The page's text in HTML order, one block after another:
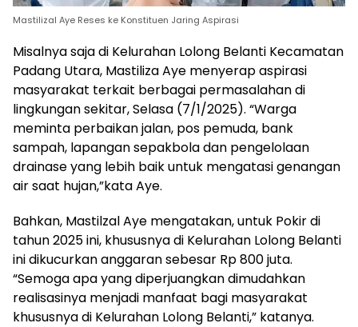
Mastilizal Aye Reses ke Konstituen Jaring Aspirasi
Misalnya saja di Kelurahan Lolong Belanti Kecamatan
Padang Utara, Mastiliza Aye menyerap aspirasi
masyarakat terkait berbagai permasalahan di
lingkungan sekitar, Selasa (7/1/2025). “Warga
meminta perbaikan jalan, pos pemuda, bank
sampah, lapangan sepakbola dan pengelolaan
drainase yang lebih baik untuk mengatasi genangan
air saat hujan,”kata Aye.
Bahkan, Mastilzal Aye mengatakan, untuk Pokir di
tahun 2025 ini, khususnya di Kelurahan Lolong Belanti
ini dikucurkan anggaran sebesar Rp 800 juta.
“Semoga apa yang diperjuangkan dimudahkan
realisasinya menjadi manfaat bagi masyarakat
khususnya di Kelurahan Lolong Belanti,” katanya.